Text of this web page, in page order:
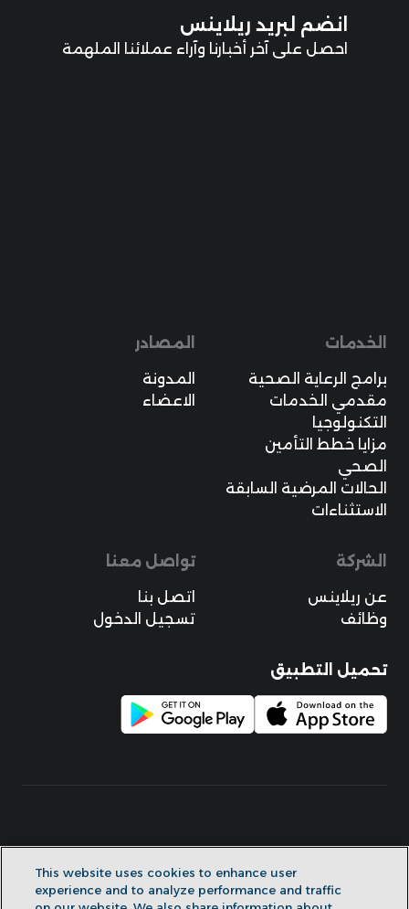
انضم لبريد ريلاينس
احصل على آخر أخبارنا وآراء عملائنا الملهمة
الخدمات
برامج الرعاية الصحية
مقدمي الخدمات
التكنولوجيا
مزايا خطط التأمين
الصحي
الحالات المرضية السابقة
الاستثناءات
المصادر
المدونة
الاعضاء
الشركة
عن ريلاينس
وظائف
تواصل معنا
اتصل بنا
تسجيل الدخول
تحميل التطبيق
الشروط الخصوصية
This website uses cookies to enhance user
experience and to analyze performance and traffic